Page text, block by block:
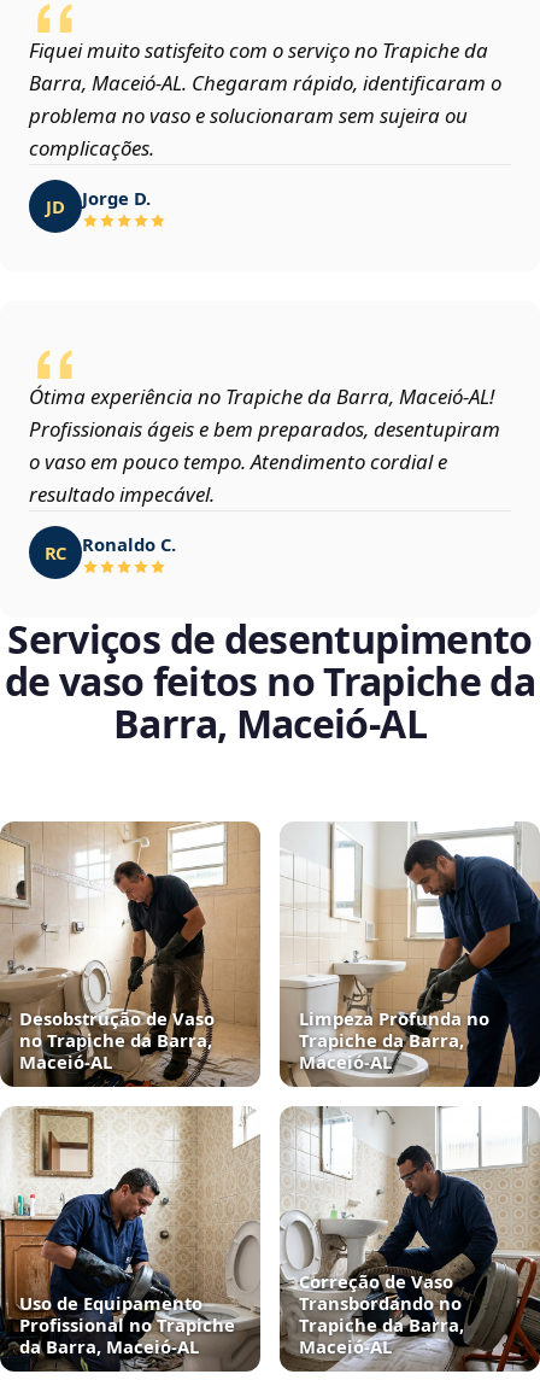
Fiquei muito satisfeito com o serviço no Trapiche da
Barra, Maceió‑AL. Chegaram rápido, identificaram o
problema no vaso e solucionaram sem sujeira ou
complicações.
JD Jorge D.
Ótima experiência no Trapiche da Barra, Maceió‑AL!
Profissionais ágeis e bem preparados, desentupiram
o vaso em pouco tempo. Atendimento cordial e
resultado impecável.
RC Ronaldo C.
Serviços de desentupimento
de vaso feitos no Trapiche da
Barra, Maceió‑AL
Desobstrução de Vaso
no Trapiche da Barra,
Maceió‑AL
Limpeza Profunda no
Trapiche da Barra,
Maceió‑AL
Uso de Equipamento
Profissional no Trapiche
da Barra, Maceió‑AL
Correção de Vaso
Transbordando no
Trapiche da Barra,
Maceió‑AL